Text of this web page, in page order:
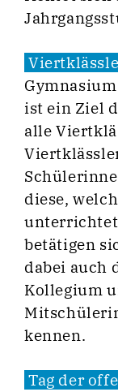
ist ein Ziel
alle
diese,
betätigen
dabei auch
Kollegium
kennen.
Tag der